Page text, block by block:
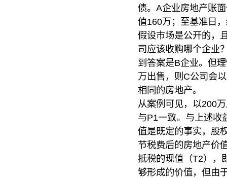
债。A企业房地产账
值160万；至基准日
假设市场是公开的，
司应该收购哪个企业
到答案是B企业。但
万出售，则C公司会
相同的房地产。
从案例可见，以200
与P1一致。与上述收
值是既定的事实，股
节税费后的房地产价
抵税的现值（T2），
够形成的价值，但由